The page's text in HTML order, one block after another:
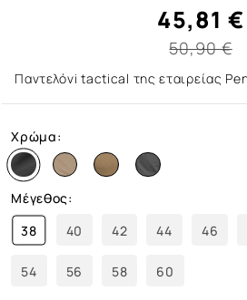
45,81 €
50,90 €
Παντελόνi tactical της εταιρείας
Χρώμα:
Μέγεθος:
38
40 42 44 46
54 56 58 60